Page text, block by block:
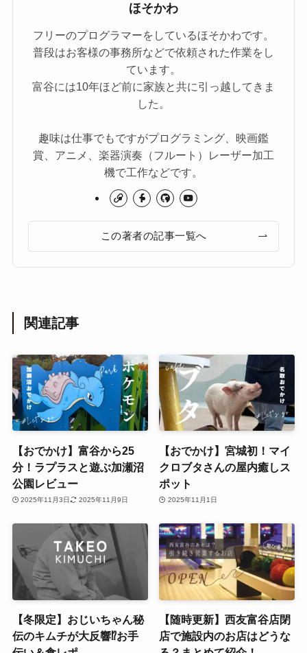
ほそかわ
フリーのプログラマーをしているほそかわです。
普段はお客様の事務所などで依頼された作業をし
ています。
富谷には10年ほど前に家族と共に引っ越してきま
した。
趣味は仕事でもですがプログラミング、映画鑑
賞、アニメ、楽器演奏（フルート）レーザー加工
機で工作などです。
この著者の記事一覧へ
関連記事
【おでかけ】富谷から25
分！ラプラスと遊ぶ加瀬沼
公園レビュー
2025年11月3日 2025年11月9日
【おでかけ】宮城初！マイ
クロブタさんの屋内癒しス
ポット
2025年11月1日
【冬限定】おじいちゃん秘
伝のキムチが大反響⁉お手
【随時更新】西友富谷店閉
店で施設内のお店はどうな